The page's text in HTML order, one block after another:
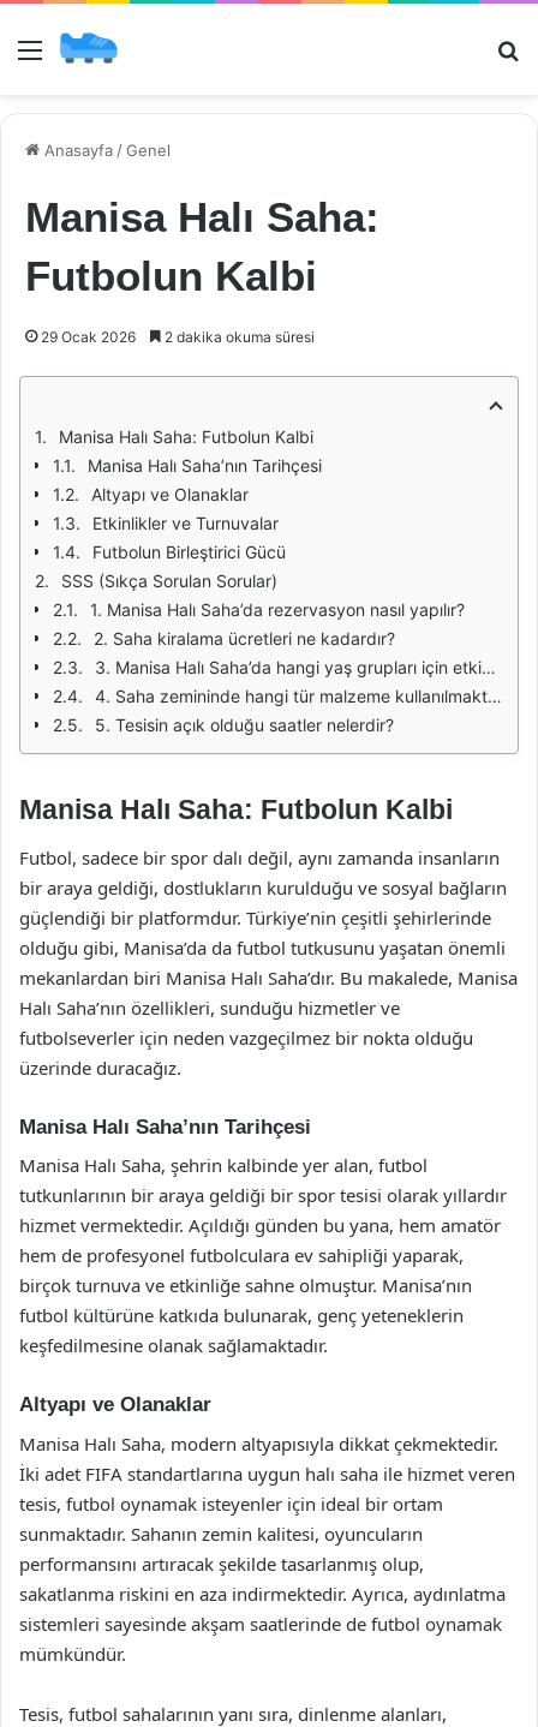
Menü
Anasayfa /Genel
Manisa Halı Saha:
Futbolun Kalbi
29 Ocak 2026 2 dakika okuma süresi
Manisa Halı Saha: Futbolun Kalbi
Manisa Halı Saha’nın Tarihçesi
Altyapı ve Olanaklar
Etkinlikler ve Turnuvalar
Futbolun Birleştirici Gücü
SSS (Sıkça Sorulan Sorular)
1. Manisa Halı Saha’da rezervasyon nasıl yapılır?
2. Saha kiralama ücretleri ne kadardır?
3. Manisa Halı Saha’da hangi yaş grupları için etkinlikler düzenlenmektedir?
4. Saha zemininde hangi tür malzeme kullanılmaktadır?
5. Tesisin açık olduğu saatler nelerdir?
Manisa Halı Saha: Futbolun Kalbi
Futbol, sadece bir spor dalı değil, aynı zamanda insanların
bir araya geldiği, dostlukların kurulduğu ve sosyal bağların
güçlendiği bir platformdur. Türkiye’nin çeşitli şehirlerinde
olduğu gibi, Manisa’da da futbol tutkusunu yaşatan önemli
mekanlardan biri Manisa Halı Saha’dır. Bu makalede, Manisa
Halı Saha’nın özellikleri, sunduğu hizmetler ve
futbolseverler için neden vazgeçilmez bir nokta olduğu
üzerinde duracağız.
Manisa Halı Saha’nın Tarihçesi
Manisa Halı Saha, şehrin kalbinde yer alan, futbol
tutkunlarının bir araya geldiği bir spor tesisi olarak yıllardır
hizmet vermektedir. Açıldığı günden bu yana, hem amatör
hem de profesyonel futbolculara ev sahipliği yaparak,
birçok turnuva ve etkinliğe sahne olmuştur. Manisa’nın
futbol kültürüne katkıda bulunarak, genç yeteneklerin
keşfedilmesine olanak sağlamaktadır.
Altyapı ve Olanaklar
Manisa Halı Saha, modern altyapısıyla dikkat çekmektedir.
İki adet FIFA standartlarına uygun halı saha ile hizmet veren
tesis, futbol oynamak isteyenler için ideal bir ortam
sunmaktadır. Sahanın zemin kalitesi, oyuncuların
performansını artıracak şekilde tasarlanmış olup,
sakatlanma riskini en aza indirmektedir. Ayrıca, aydınlatma
sistemleri sayesinde akşam saatlerinde de futbol oynamak
mümkündür.
Tesis, futbol sahalarının yanı sıra, dinlenme alanları,